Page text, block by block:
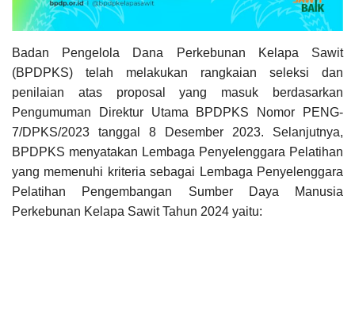
Badan Pengelola Dana Perkebunan Kelapa Sawit
(BPDPKS) telah melakukan rangkaian seleksi dan
penilaian atas proposal yang masuk berdasarkan
Pengumuman Direktur Utama BPDPKS Nomor PENG-
7/DPKS/2023 tanggal 8 Desember 2023. Selanjutnya,
BPDPKS menyatakan Lembaga Penyelenggara Pelatihan
yang memenuhi kriteria sebagai Lembaga Penyelenggara
Pelatihan Pengembangan Sumber Daya Manusia
Perkebunan Kelapa Sawit Tahun 2024 yaitu: